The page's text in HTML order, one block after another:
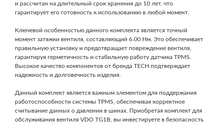
и рассчитан на длительный срок хранения до 10 лет, что
гарантирует его готовность к использованию в любой момент.
Ключевой особенностью данного комплекта является точный
момент затяжки вентиля, составляющий 6.00 Нм. Это обеспечивает
правильную установку и предотвращает повреждение вентиля,
гарантируя герметичность и стабильную работу датчика TPMS.
Высокое качество компонентов от бренда TECH подтверждает
надежность и долговечность изделия.
Данный комплект является важным элементом для поддержания
работоспособности системы TPMS, обеспечивая корректное
считывание данных о давлении в шинах. Приобретая комплект для
обслуживания вентиля VDO TG1B, вы инвестируете в безопасность